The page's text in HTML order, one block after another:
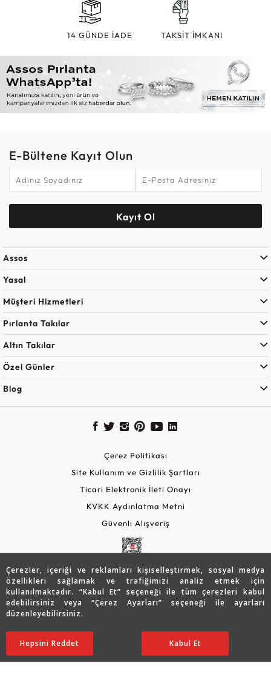
Çerezler, içeriği ve reklamları kişiselleştirmek, sosyal medya
özellikleri sağlamak ve trafiğimizi analiz etmek için
kullanılmaktadır. “Kabul Et” seçeneği ile tüm çerezleri kabul
edebilirsiniz veya “Çerez Ayarları” seçeneği ile ayarları
düzenleyebilirsiniz.
Ayarları Düzenle
Hepsini Reddet Kabul Et
56.426TL SATIN ALIN
14 GÜNDE İADE TAKSİT İMKANI
E-Bültene Kayıt Olun
Kayıt Ol
Assos
Yasal
Müşteri Hizmetleri
Pırlanta Takılar
Altın Takılar
Özel Günler
Blog
Çerez Politikası
Site Kullanım ve Gizlilik Şartları
Ticari Elektronik İleti Onayı
KVKK Aydınlatma Metni
Güvenli Alışveriş
Copyright © 2026 Assos Pırlanta - Bu sitenin tüm hakları